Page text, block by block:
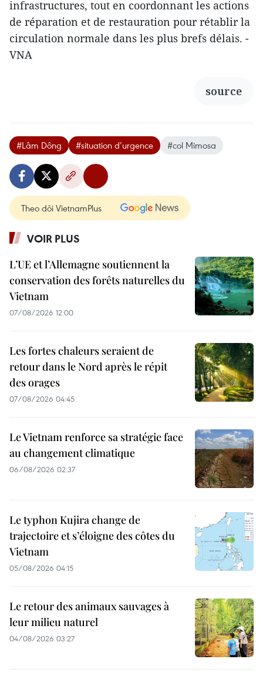
infrastructures, tout en coordonnant les actions
de réparation et de restauration pour rétablir la
circulation normale dans les plus brefs délais. -
VNA
source
#Lâm Dông #situation d’urgence #col Mimosa
Theo dõi VietnamPlus
VOIR PLUS
L’UE et l’Allemagne soutiennent la
conservation des forêts naturelles du
Vietnam
07/08/2026 12:00
Les fortes chaleurs seraient de
retour dans le Nord après le répit
des orages
07/08/2026 04:45
Le Vietnam renforce sa stratégie face
au changement climatique
06/08/2026 02:37
Le typhon Kujira change de
trajectoire et s’éloigne des côtes du
Vietnam
05/08/2026 04:15
Le retour des animaux sauvages à
leur milieu naturel
04/08/2026 03:27